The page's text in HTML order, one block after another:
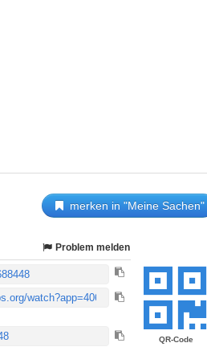
merken in "Meine Sachen"
QR-Code
Problem melden